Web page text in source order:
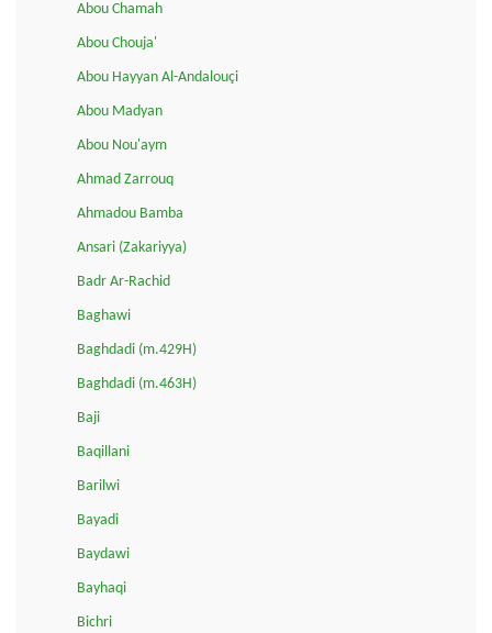
Abou Chamah
Abou Chouja'
Abou Hayyan Al-Andalouçi
Abou Madyan
Abou Nou'aym
Ahmad Zarrouq
Ahmadou Bamba
Ansari (Zakariyya)
Badr Ar-Rachid
Baghawi
Baghdadi (m.429H)
Baghdadi (m.463H)
Baji
Baqillani
Barilwi
Bayadi
Baydawi
Bayhaqi
Bichri